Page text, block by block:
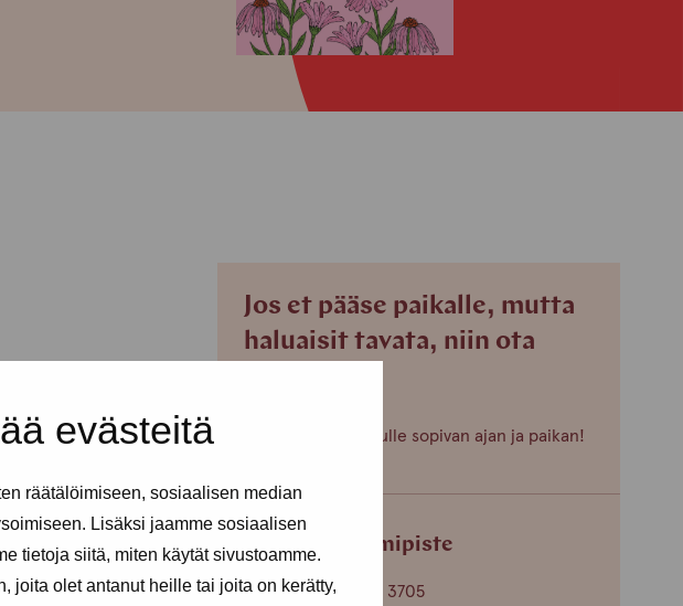
evästeitä
räätälöimiseen, sosiaalisen median
Lisäksi jaamme sosiaalisen
tietoja siitä, miten käytät sivustoamme.
joita olet antanut heille tai joita on kerätty,
Jos et pääse paikalle, mutta
haluaisit tavata, niin ota
Voimme sopia sinulle sopivan ajan ja paikan!
Helsingin toimipiste
+358 (0)40 650 3705